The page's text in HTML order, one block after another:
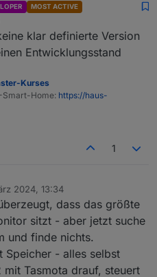
MOST ACTIVE
klar definierte Version
Entwicklungsstand
Kurses
Smart-Home: https://haus-
1
2024, 13:34
dass das größte
sitzt - aber jetzt suche
und finde nichts.
Speicher - alles selbst
mit Tasmota drauf, steuert